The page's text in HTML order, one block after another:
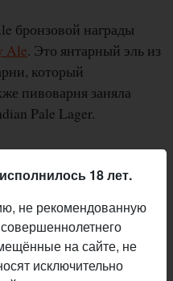
бронзовой награды
Ale. Это янтарный эль из
который
пивоварня заняла
Pale Lager.
является одним из
в нём18 лет.
не рекомендованную
на сайте, не
исключительно